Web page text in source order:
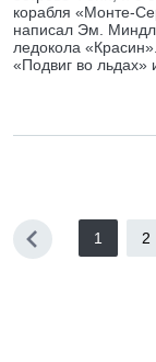
корабля «Монте-
написал Эм.
ледокола
«Подвиг во льдах»
1 2